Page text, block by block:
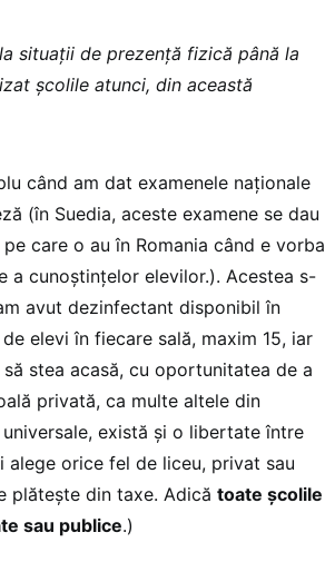
situații de prezență fizică până la
școlile atunci, din această
când am dat examenele naționale
(în Suedia, aceste examene se dau
care o au în Romania când e vorba
a cunoștințelor elevilor.). Acestea s-
avut dezinfectant disponibil în
elevi în fiecare sală, maxim 15, iar
stea acasă, cu oportunitatea de a
privată, ca multe altele din
există și o libertate între
orice fel de liceu, privat sau
plătește din taxe. Adică toate școlile
sau publice.)